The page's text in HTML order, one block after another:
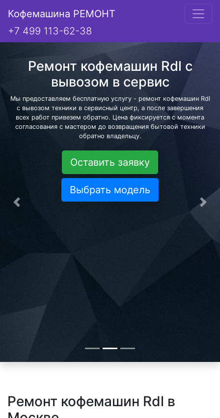
Кофемашина РЕМОНТ
+7 499 113-62-38
Ремонт кофемашин Rdl с
вывозом в сервис
Мы предоставляем бесплатную услугу - ремонт кофемашин Rdl
с вывозом техники в сервисный центр, а после завершения
всех работ привезем обратно. Цена фиксируется с момента
согласования с мастером до возвращения бытовой техники
обратно владельцу.
Оставить заявку
Выбрать модель
Предыдущая
Ремонт кофемашин Rdl в